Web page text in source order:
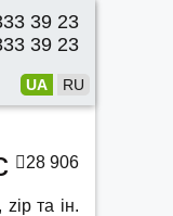
39 23
39 23
UA RU
28 906
та ін.